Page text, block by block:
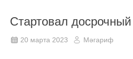
Стартовал
20 марта 2023 Мәгариф